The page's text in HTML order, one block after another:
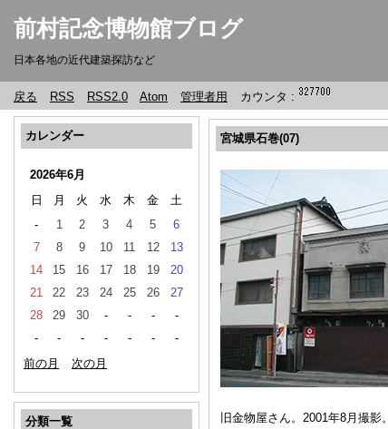
前村記念博物館ブログ
日本各地の近代建築探訪など
戻る RSS RSS2.0 Atom 管理者用 カウンタ :
カレンダー
2026年6月
日
月 火 水 木 金
土
-
1 2 3 4 5
6
7
8 9 10 11 12
13
14
15 16 17 18 19
20
21
22 23 24 25 26
27
28
29 30 - - -
-
-
- - - - -
-
前の月
次の月
分類一覧
宮城県石巻(07)
旧金物屋さん。2001年8月撮影。